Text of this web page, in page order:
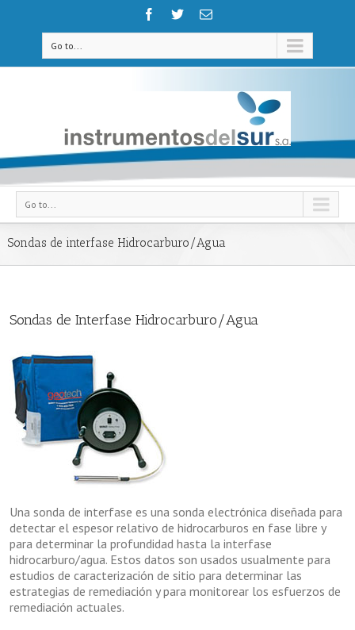
Go to...
Go to...
Sondas de interfase Hidrocarburo/Agua
Sondas de Interfase Hidrocarburo/Agua
Una sonda de interfase es una sonda electrónica diseñada para
detectar el espesor relativo de hidrocarburos en fase libre y
para determinar la profundidad hasta la interfase
hidrocarburo/agua. Estos datos son usados usualmente para
estudios de caracterización de sitio para determinar las
estrategias de remediación y para monitorear los esfuerzos de
remediación actuales.